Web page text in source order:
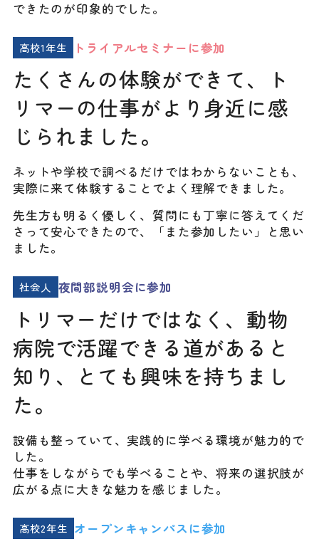
できたのが印象的でした。
高校1年生 トライアルセミナーに参加
たくさんの体験ができて、ト
リマーの仕事がより身近に感
じられました。
ネットや学校で調べるだけではわからないことも、
実際に来て体験することでよく理解できました。
先生方も明るく優しく、質問にも丁寧に答えてくだ
さって安心できたので、「また参加したい」と思い
ました。
社会人 夜間部説明会に参加
トリマーだけではなく、動物
病院で活躍できる道があると
知り、とても興味を持ちまし
た。
設備も整っていて、実践的に学べる環境が魅力的で
した。
仕事をしながらでも学べることや、将来の選択肢が
広がる点に大きな魅力を感じました。
高校2年生 オープンキャンパスに参加